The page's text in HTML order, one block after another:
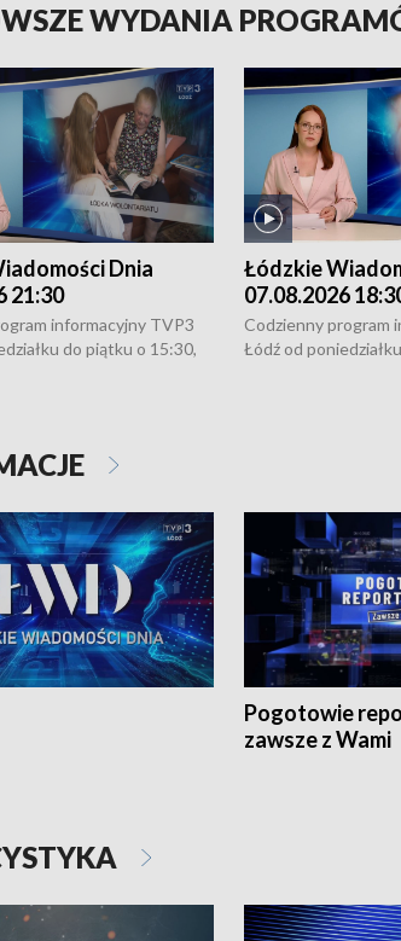
WYDANIA
Dnia
21:30
informacyjny TVP3
do piątku o 15:30,
Łódzkie
07.08.2026
Codzienny program
Łódź od
Pogotowie
zawsze z Wami